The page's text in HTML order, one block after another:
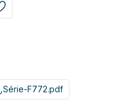
Série-F772.pdf